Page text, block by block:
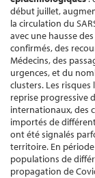
début juillet,
la circulation du
avec une hausse des
confirmés, des
Médecins, des
urgences, et du
clusters. Les risques
reprise progressive
internationaux, des
importés de
ont été signalés
territoire. En
populations de
propagation de